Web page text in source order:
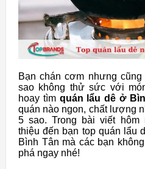
Bạn chán cơm nhưng
sao không thử sức với
hoay tìm quán lẩu dê ở
quán nào ngon, chất lượng
5 sao. Trong bài viết hôm
thiệu đến bạn top quán lẩu
Bình Tân mà các bạn
phá ngay nhé!